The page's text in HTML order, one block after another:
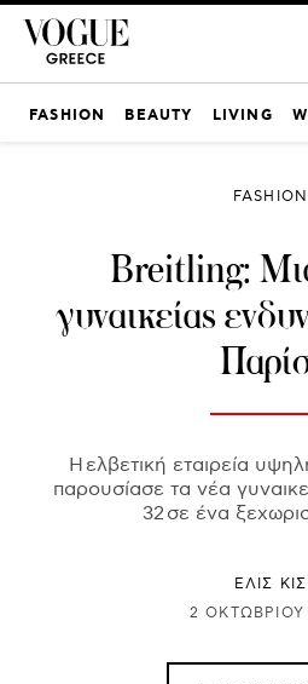
FASHION BEAUTY LIVING
FASHION
Breitling:
γυναικείας
Η ελβετική εταιρεία
παρουσίασε τα νέα
32 σε ένα
ΕΛΙΣ ΚΙΣ
2 ΟΚΤΩΒΡΊΟΥ